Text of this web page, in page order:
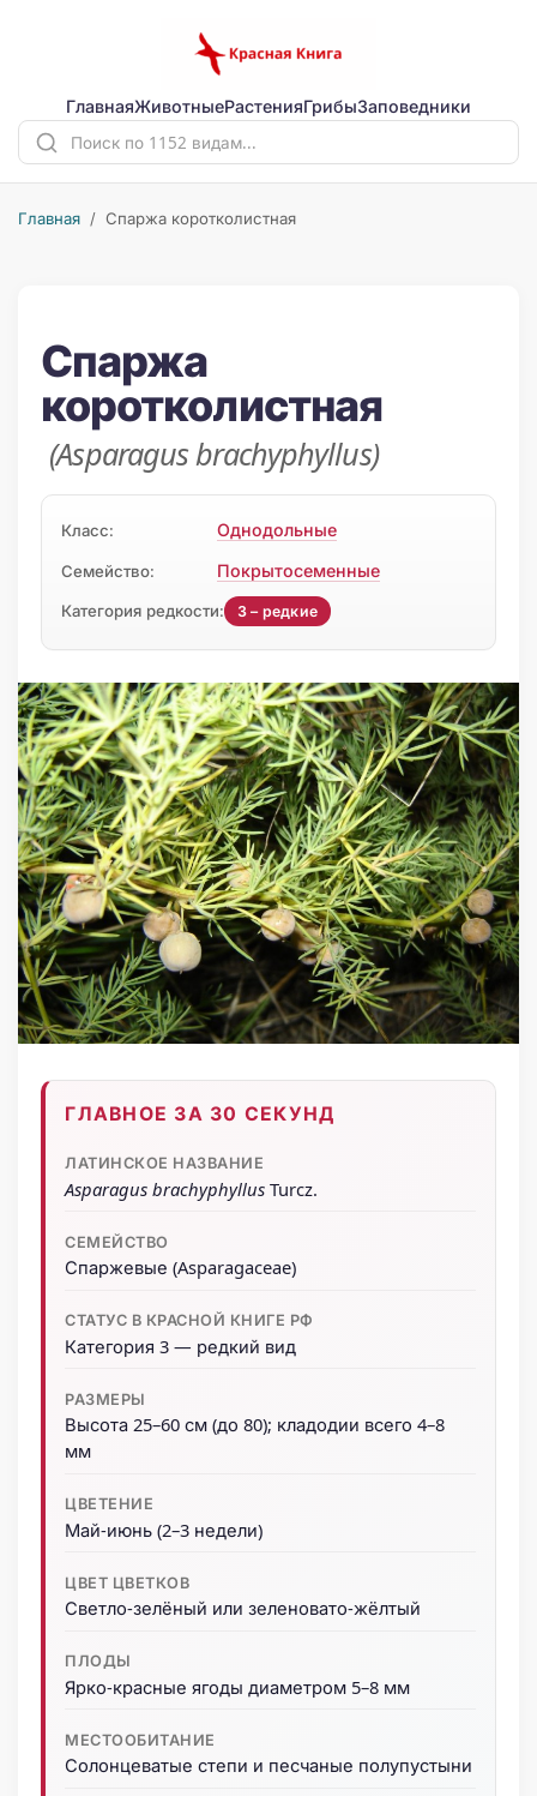
ГлавнаяЖивотныеРастенияГрибыЗаповедники
Главная / Спаржа коротколистная
Спаржа
коротколистная
(Asparagus brachyphyllus)
Класс: Однодольные
Семейство: Покрытосеменные
Категория редкости: 3 – редкие
ГЛАВНОЕ ЗА 30 СЕКУНД
ЛАТИНСКОЕ НАЗВАНИЕ
Asparagus brachyphyllus Turcz.
СЕМЕЙСТВО
Спаржевые (Asparagaceae)
СТАТУС В КРАСНОЙ КНИГЕ РФ
Категория 3 — редкий вид
РАЗМЕРЫ
Высота 25–60 см (до 80); кладодии всего 4–8
мм
ЦВЕТЕНИЕ
Май-июнь (2–3 недели)
ЦВЕТ ЦВЕТКОВ
Светло-зелёный или зеленовато-жёлтый
ПЛОДЫ
Ярко-красные ягоды диаметром 5–8 мм
МЕСТООБИТАНИЕ
Солонцеватые степи и песчаные полупустыни